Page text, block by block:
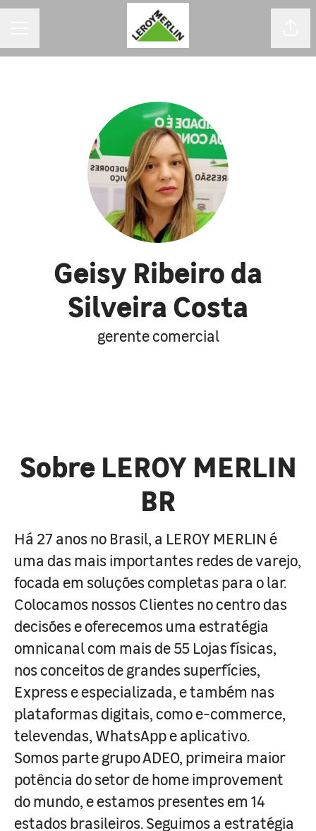
Geisy Ribeiro da
Silveira Costa
gerente comercial
Sobre LEROY MERLIN
BR
Há 27 anos no Brasil, a LEROY MERLIN é
uma das mais importantes redes de varejo,
focada em soluções completas para o lar.
Colocamos nossos Clientes no centro das
decisões e oferecemos uma estratégia
omnicanal com mais de 55 Lojas físicas,
nos conceitos de grandes superfícies,
Express e especializada, e também nas
plataformas digitais, como e-commerce,
televendas, WhatsApp e aplicativo.
Somos parte grupo ADEO, primeira maior
potência do setor de home improvement
do mundo, e estamos presentes em 14
estados brasileiros. Seguimos a estratégia